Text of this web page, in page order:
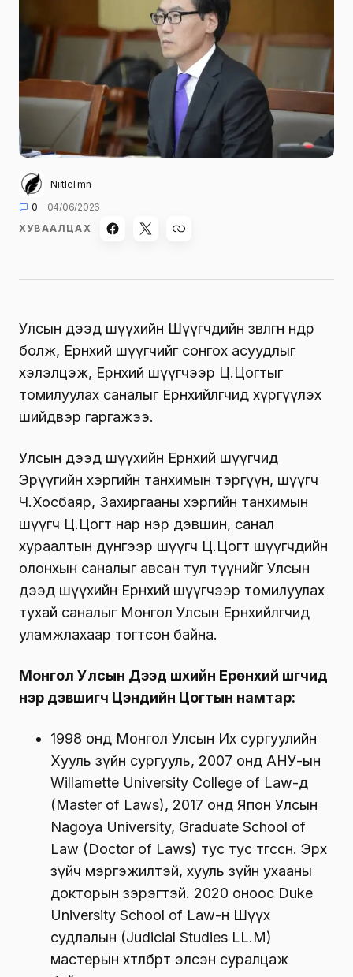
Niitlel.mn
0
04/06/2026
ХУВААЛЦАХ
Улсын дээд шүүхийн Шүүгчдийн зөвлөгөөн өнөөдөр
болж, Ерөнхий шүүгчийг сонгох асуудлыг
хэлэлцэж, Ерөнхий шүүгчээр Ц.Цогтыг
томилуулах саналыг Ерөнхийлөгчид хүргүүлэх
шийдвэр гаргажээ.
Улсын дээд шүүхийн Ерөнхий шүүгчид
Эрүүгийн хэргийн танхимын тэргүүн, шүүгч
Ч.Хосбаяр, Захиргааны хэргийн танхимын
шүүгч Ц.Цогт нар нэр дэвшин, санал
хураалтын дүнгээр шүүгч Ц.Цогт шүүгчдийн
олонхын саналыг авсан тул түүнийг Улсын
дээд шүүхийн Ерөнхий шүүгчээр томилуулах
тухай саналыг Монгол Улсын Ерөнхийлөгчид
уламжлахаар тогтсон байна.
Монгол Улсын Дээд шүүхийн Ерөнхий шүүгчид
нэр дэвшигч Цэндийн Цогтын намтар:
1998 онд Монгол Улсын Их сургуулийн
Хууль зүйн сургууль, 2007 онд АНУ-ын
Willamette University College of Law-д
(Master of Laws), 2017 онд Япон Улсын
Nagoya University, Graduate School of
Law (Doctor of Laws) тус тус төгссөн. Эрх
зүйч мэргэжилтэй, хууль зүйн ухааны
докторын зэрэгтэй. 2020 оноос Duke
University School of Law-н Шүүх
судлалын (Judicial Studies LL.M)
мастерын хөтөлбөрт элсэн суралцаж